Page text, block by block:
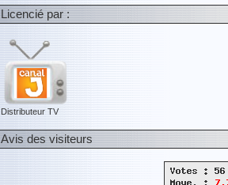
Licencié par :
Distributeur TV
Avis des visiteurs